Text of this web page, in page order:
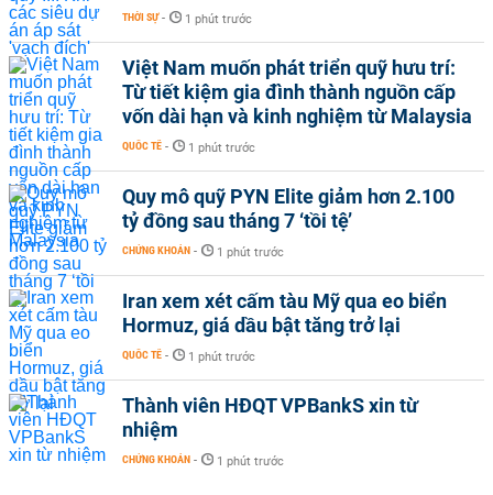
THỜI SỰ - 1 phút trước
Việt Nam muốn phát triển quỹ hưu trí:
Từ tiết kiệm gia đình thành nguồn cấp
vốn dài hạn và kinh nghiệm từ Malaysia
QUỐC TẾ - 1 phút trước
Quy mô quỹ PYN Elite giảm hơn 2.100
tỷ đồng sau tháng 7 ‘tồi tệ’
CHỨNG KHOÁN - 1 phút trước
Iran xem xét cấm tàu Mỹ qua eo biển
Hormuz, giá dầu bật tăng trở lại
QUỐC TẾ - 1 phút trước
Thành viên HĐQT VPBankS xin từ
nhiệm
CHỨNG KHOÁN - 1 phút trước